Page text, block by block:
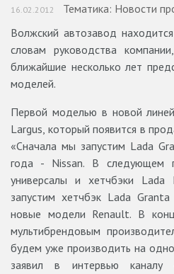
16.02.2012
Тематика: Новости
Волжский автозавод
словам руководства
ближайшие несколько лет
моделей.
Первой моделью в новой
Largus, который появится в
«Сначала мы запустим Lada
года - Nissan. В следующем
универсалы и хетчбэки
запустим хетчбэк Lada
новые модели Renault. В
мультибрендовым
будем уже производить на
заявил в интервью каналу